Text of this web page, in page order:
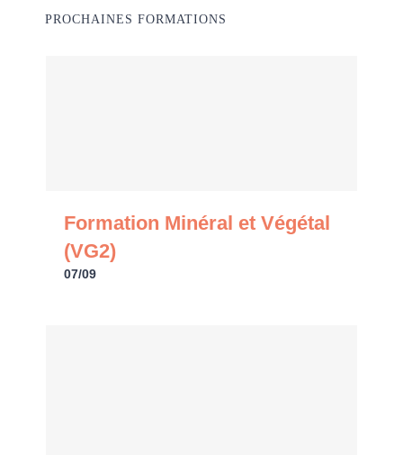
PROCHAINES FORMATIONS
Formation Minéral et Végétal
(VG2)
07/09